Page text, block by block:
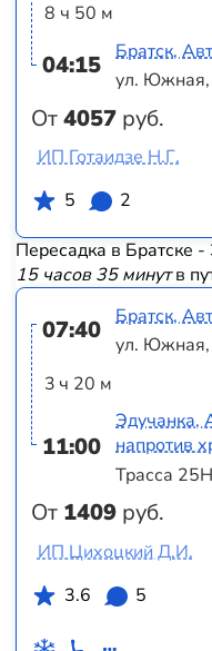
8 ч 50 м
04:15
От4057 руб.
Братск,
ул.
ИП Готаидзе Н.Г.
5
2
Пересадка в Братске -
15 часов 35 минутв
07:40
3 ч 20 м
11:00
От 1409 руб.
Братск,
ул.
Эдучанка,
напротив
Трасса
ИП Цихоцкий Д.И.
3.6
5